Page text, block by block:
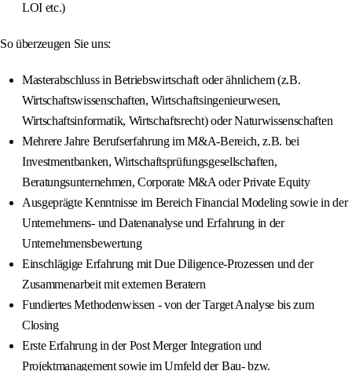
LOI etc.)
So überzeugen Sie uns:
Masterabschluss in Betriebswirtschaft oder ähnlichem (z.B.
Wirtschaftswissenschaften, Wirtschaftsingenieurwesen,
Wirtschaftsinformatik, Wirtschaftsrecht) oder Naturwissenschaften
Mehrere Jahre Berufserfahrung im M&A-Bereich, z.B. bei
Investmentbanken, Wirtschaftsprüfungsgesellschaften,
Beratungsunternehmen, Corporate M&A oder Private Equity
Ausgeprägte Kenntnisse im Bereich Financial Modeling sowie in der
Unternehmens- und Datenanalyse und Erfahrung in der
Unternehmensbewertung
Einschlägige Erfahrung mit Due Diligence-Prozessen und der
Zusammenarbeit mit externen Beratern
Fundiertes Methodenwissen - von der Target Analyse bis zum
Closing
Erste Erfahrung in der Post Merger Integration und
Projektmanagement sowie im Umfeld der Bau‑ bzw.